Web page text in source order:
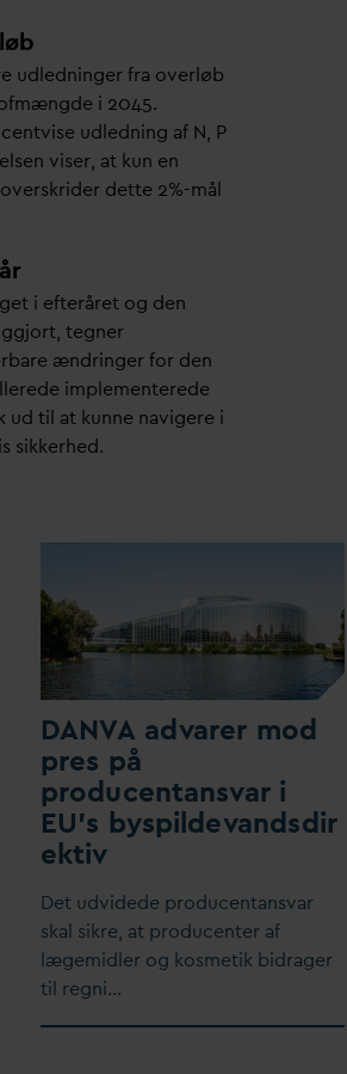
udledninger fra overløb
i 2045.
udledning af N, P
viser, at kun en
dette 2%-mål
i efteråret og den
tegner
ændringer for den
implementerede
ud til at kunne navigere i
sikkerhed.
DANVA advarer mod
pres på
producentansvar i
EU’s byspildevandsdir
ektiv
Det udvidede producentansvar
skal sikre, at producenter af
lægemidler og kosmetik bidrager
til regni…